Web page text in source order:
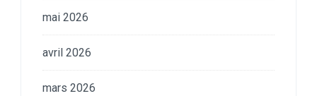
mai 2026
avril 2026
mars 2026